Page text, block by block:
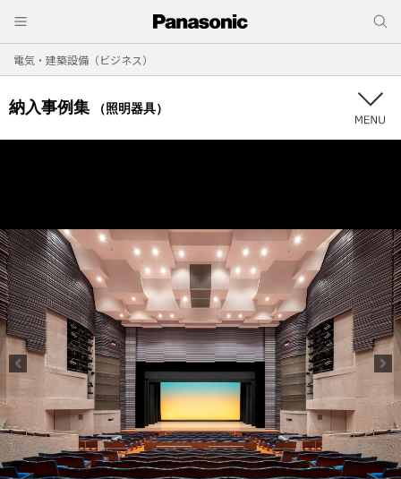
電気・建築設備（ビジネス）
納入事例集 （照明器具）